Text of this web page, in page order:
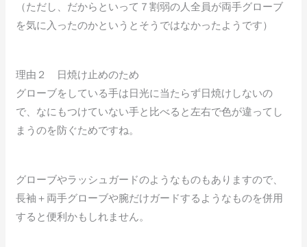
（ただし、だからといって７割弱の人全員が両手グローブ
を気に入ったのかというとそうではなかったようです）
理由２ 日焼け止めのため
グローブをしている手は日光に当たらず日焼けしないの
で、なにもつけていない手と比べると左右で色が違ってし
まうのを防ぐためですね。
グローブやラッシュガードのようなものもありますので、
長袖＋両手グローブや腕だけガードするようなものを併用
すると便利かもしれません。